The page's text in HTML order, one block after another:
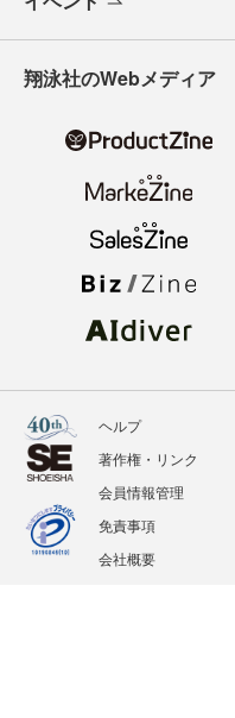
翔泳社のWebメディア
ヘルプ
著作権・リンク
会員情報管理
免責事項
会社概要